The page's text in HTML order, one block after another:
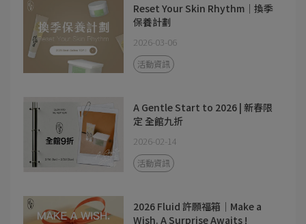
Reset Your Skin Rhythm｜換季
保養計劃
2026-03-06
活動資訊
A Gentle Start to 2026 | 新春限
定 全館九折
2026-02-14
活動資訊
2026 Fluid 許願福箱｜Make a
Wish. A Surprise Awaits !